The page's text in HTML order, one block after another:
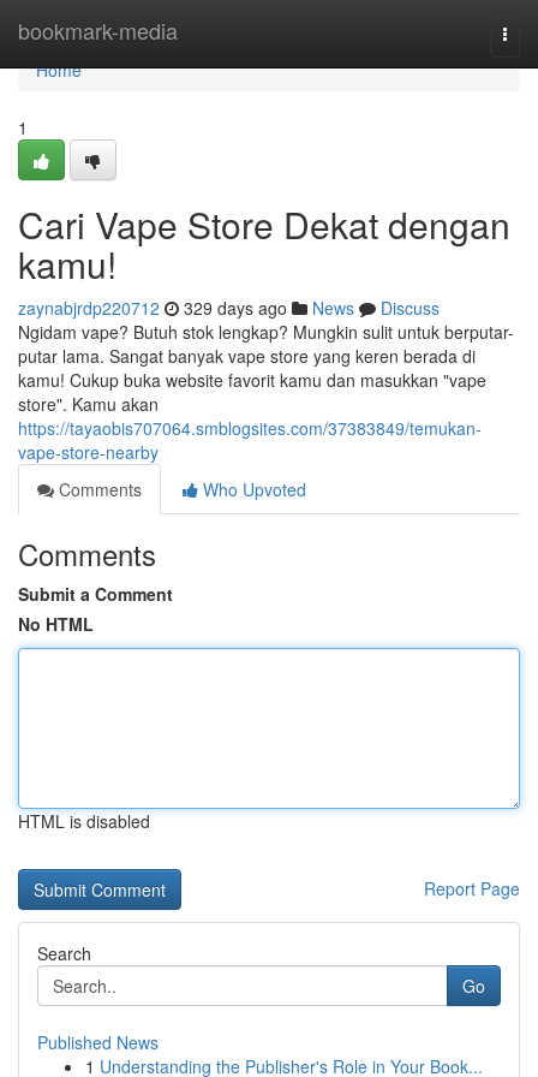
bookmark-media
Home
Home
1
Cari Vape Store Dekat dengan
kamu!
zaynabjrdp220712 329 days ago News
Discuss
Ngidam vape? Butuh stok lengkap? Mungkin sulit untuk berputar-
putar lama. Sangat banyak vape store yang keren berada di
kamu! Cukup buka website favorit kamu dan masukkan "vape
store". Kamu akan
https://tayaobis707064.smblogsites.com/37383849/temukan-
vape-store-nearby
Comments
Who Upvoted
Comments
Submit a Comment
No HTML
HTML is disabled
Report Page
Search
Go
Published News
1 Understanding the Publisher's Role in Your Book...